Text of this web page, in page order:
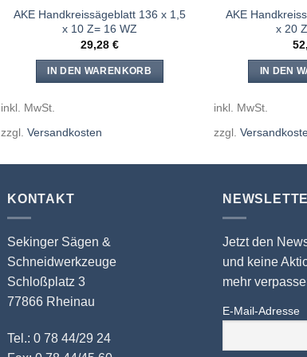
AKE Handkreissägeblatt 136 x 1,5
x 10 Z= 16 WZ
29,28 €
IN DEN WARENKORB
inkl. MwSt.
zzgl.Versandkosten
AKE
x 20
IN DEN
inkl. MwSt.
zzgl.
KONTAKT
Sekinger Sägen &
Schneidwerkzeuge
Schloßplatz 3
77866 Rheinau
Tel.: 0 78 44/29 24
Jetzt den
und keine
mehr
E-Mail-Adresse